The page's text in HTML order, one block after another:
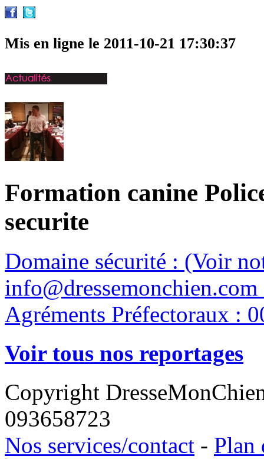
Mis en ligne le 2011-10-21 17:30:37
Formation canine
securite
Domaine sécurité : (Voir
Agréments Préfectoraux :
Voir tous nos reportages
Copyright
093658723
Nos services/contact - Plan